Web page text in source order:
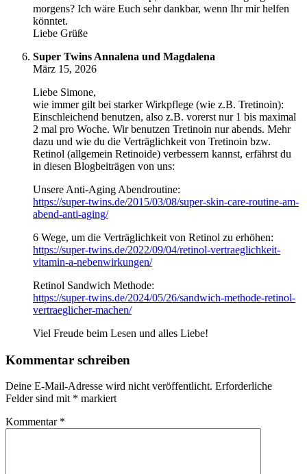
morgens? Ich wäre Euch sehr dankbar, wenn Ihr mir helfen
könntet.
Liebe Grüße
Super Twins Annalena und Magdalena
März 15, 2026
Liebe Simone,
wie immer gilt bei starker Wirkpflege (wie z.B. Tretinoin):
Einschleichend benutzen, also z.B. vorerst nur 1 bis maximal
2 mal pro Woche. Wir benutzen Tretinoin nur abends. Mehr
dazu und wie du die Verträglichkeit von Tretinoin bzw.
Retinol (allgemein Retinoide) verbessern kannst, erfährst du
in diesen Blogbeiträgen von uns:
Unsere Anti-Aging Abendroutine:
https://super-twins.de/2015/03/08/super-skin-care-routine-am-
abend-anti-aging/
6 Wege, um die Verträglichkeit von Retinol zu erhöhen:
https://super-twins.de/2022/09/04/retinol-vertraeglichkeit-
vitamin-a-nebenwirkungen/
Retinol Sandwich Methode:
https://super-twins.de/2024/05/26/sandwich-methode-retinol-
vertraeglicher-machen/
Viel Freude beim Lesen und alles Liebe!
Kommentar schreiben
Deine E-Mail-Adresse wird nicht veröffentlicht. Erforderliche
Felder sind mit * markiert
Kommentar *